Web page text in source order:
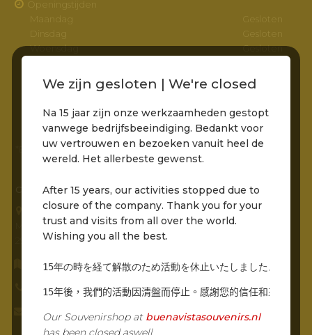
Openingstijden
Maandag
Gesloten
Dinsdag
Gesloten
Woensdag
Gesloten
Vrijdag
11:00 – 22:00
Zaterdag
11:00 – 22:00
*Entree via het pad naar de molens is bereikbaar
CONTACTGEGEVENS
Grandcafé Buena Vista B.V.
Molenstraat 230
2961 AR, Kinderdijk
Routebeschrijving opvragen
0786912485
info@grandcafebuenavista.nl
We zijn gesloten | We're closed
Na 15 jaar zijn onze werkzaamheden gestopt
vanwege bedrijfsbeeindiging. Bedankt voor
uw vertrouwen en bezoeken vanuit heel de
wereld. Het allerbeste gewenst.
After 15 years, our activities stopped due to
closure of the company. Thank you for your
trust and visits from all over the world.
Wishing you all the best.
15年の時を経て解散のため活動を休止いたしました。世界
15年後，我們的活動因清盤而停止。感謝您的信任和來自世界
Our Souvenirshop at buenavistasouvenirs.nl
has been closed aswell.